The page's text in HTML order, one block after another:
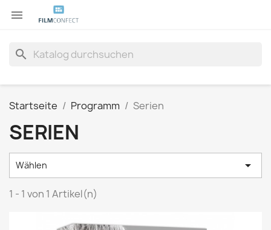

search
Startseite Programm Serien
SERIEN
Wählen 
1 - 1 von 1 Artikel(n)